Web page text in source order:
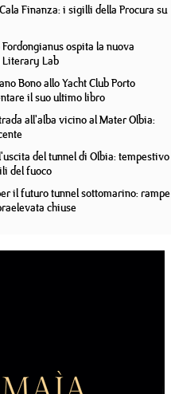
Finanza: i sigilli della Procura su
ospita la nuova
Literary Lab
Bono allo Yacht Club Porto
il suo ultimo libro
all'alba vicino al Mater Olbia:
del tunnel di Olbia: tempestivo
del fuoco
il futuro tunnel sottomarino: rampe
chiuse